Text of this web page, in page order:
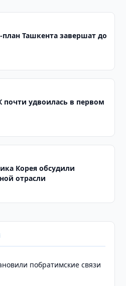
Ташкента завершат до
удвоилась в первом
Корея обсудили
отрасли
побратимские связи